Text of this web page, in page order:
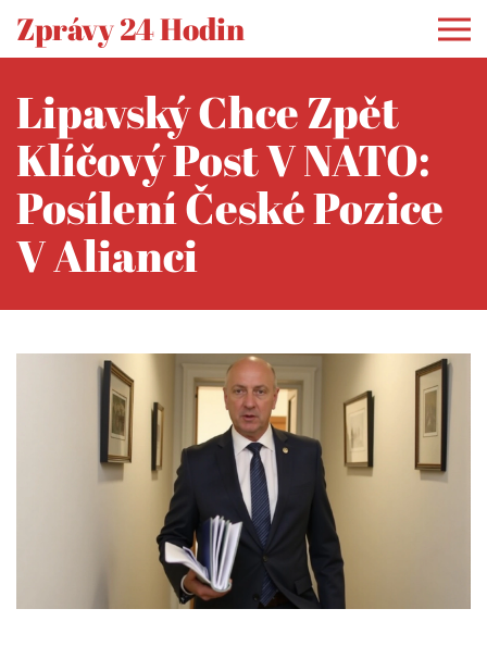
Zprávy 24 Hodin
Lipavský Chce Zpět
Klíčový Post V NATO:
Posílení České Pozice
V Alianci